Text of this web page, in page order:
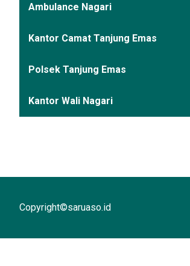
Ambulance Nagari
Kantor Camat Tanjung Emas
Polsek Tanjung Emas
Kantor Wali Nagari
Copyright©saruaso.id